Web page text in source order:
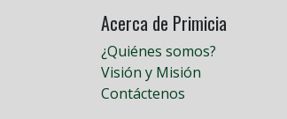
Acerca de Primicia
¿Quiénes somos?
Visión y Misión
Contáctenos